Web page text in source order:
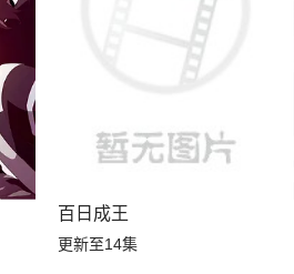
百日成王
更新至14集